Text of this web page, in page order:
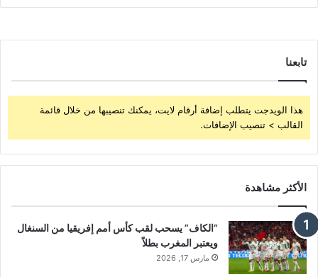
تابعنا
هذا الويدجت يتطلب إضافة أرقام لايت، يمكنك تنصيبها من خلال قائمة
القالب > تنصيب الإضافات.
الأكثر مشاهدة
“الكاف” يسحب لقب كأس أمم إفريقيا من السنغال
ويعتبر المغرب بطلاً
مارس 17, 2026